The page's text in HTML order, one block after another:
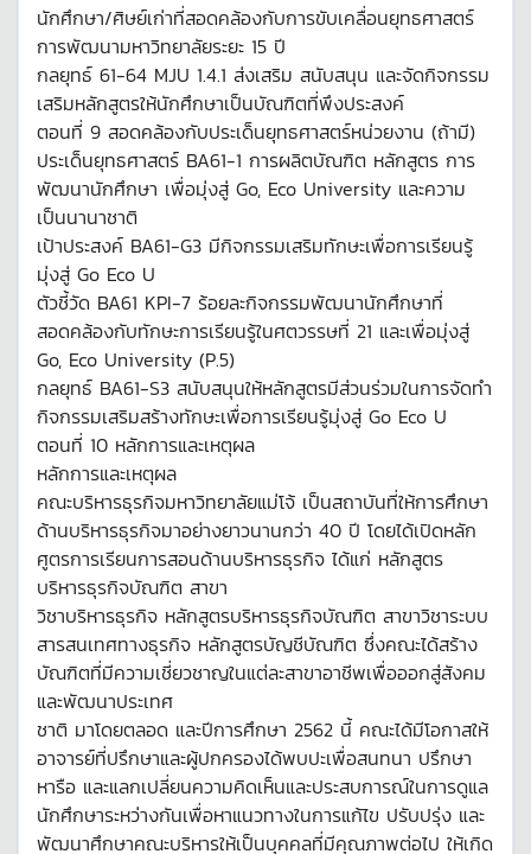
นักศึกษา/ศิษย์เก่าที่สอดคล้องกับการขับเคลื่อนยุทธศาสตร์
การพัฒนามหาวิทยาลัยระยะ 15 ปี
กลยุทธ์ 61-64 MJU 1.4.1 ส่งเสริม สนับสนุน และจัดกิจกรรม
เสริมหลักสูตรให้นักศึกษาเป็นบัณฑิตที่พึงประสงค์
ตอนที่ 9 สอดคล้องกับประเด็นยุทธศาสตร์หน่วยงาน (ถ้ามี)
ประเด็นยุทธศาสตร์ BA61-1 การผลิตบัณฑิต หลักสูตร การ
พัฒนานักศึกษา เพื่อมุ่งสู่ Go, Eco University และความ
เป็นนานาชาติ
เป้าประสงค์ BA61-G3 มีกิจกรรมเสริมทักษะเพื่อการเรียนรู้
มุ่งสู่ Go Eco U
ตัวชี้วัด BA61 KPI-7 ร้อยละกิจกรรมพัฒนานักศึกษาที่
สอดคล้องกับทักษะการเรียนรู้ในศตวรรษที่ 21 และเพื่อมุ่งสู่
Go, Eco University (P.5)
กลยุทธ์ BA61-S3 สนับสนุนให้หลักสูตรมีส่วนร่วมในการจัดทำ
กิจกรรมเสริมสร้างทักษะเพื่อการเรียนรู้มุ่งสู่ Go Eco U
ตอนที่ 10 หลักการและเหตุผล
หลักการและเหตุผล
คณะบริหารธุรกิจมหาวิทยาลัยแม่โจ้ เป็นสถาบันที่ให้การศึกษา
ด้านบริหารธุรกิจมาอย่างยาวนานกว่า 40 ปี โดยได้เปิดหลัก
ศูตรการเรียนการสอนด้านบริหารธุรกิจ ได้แก่ หลักสูตร
บริหารธุรกิจบัณฑิต สาขา
วิชาบริหารธุรกิจ หลักสูตรบริหารธุรกิจบัณฑิต สาขาวิชาระบบ
สารสนเทศทางธุรกิจ หลักสูตรบัญชีบัณฑิต ซึ่งคณะได้สร้าง
บัณฑิตที่มีความเชี่ยวชาญในแต่ละสาขาอาชีพเพื่อออกสู่สังคม
และพัฒนาประเทศ
ชาติ มาโดยตลอด และปีการศึกษา 2562 นี้ คณะได้มีโอกาสให้
อาจารย์ที่ปรึกษาและผู้ปกครองได้พบปะเพื่อสนทนา ปรึกษา
หารือ และแลกเปลี่ยนความคิดเห็นและประสบการณ์ในการดูแล
นักศึกษาระหว่างกันเพื่อหาแนวทางในการแก้ไข ปรับปรุ่ง และ
พัฒนาศึกษาคณะบริหารให้เป็นบุคคลที่มีคุณภาพต่อไป ให้เกิด